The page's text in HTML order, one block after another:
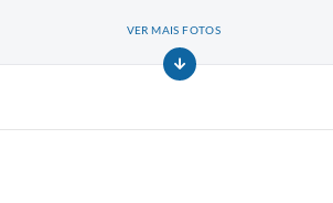
VER MAIS FOTOS